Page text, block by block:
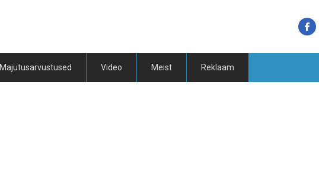
Majutusarvustused Video Meist Reklaam